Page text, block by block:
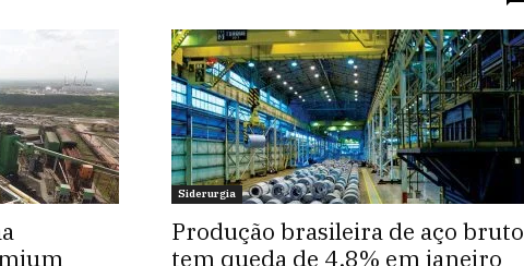
Siderurgia
Produção brasileira de aço bruto
tem queda de 4,8% em janeiro